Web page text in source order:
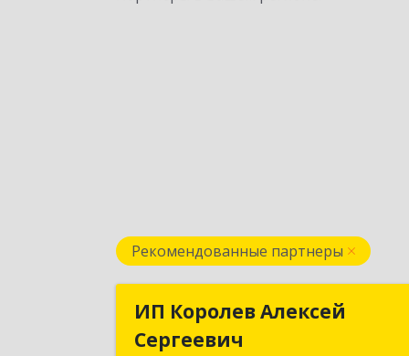
Рекомендованные партнеры
ИП Королев Алексей
Сергеевич
ИП Королев Алексей